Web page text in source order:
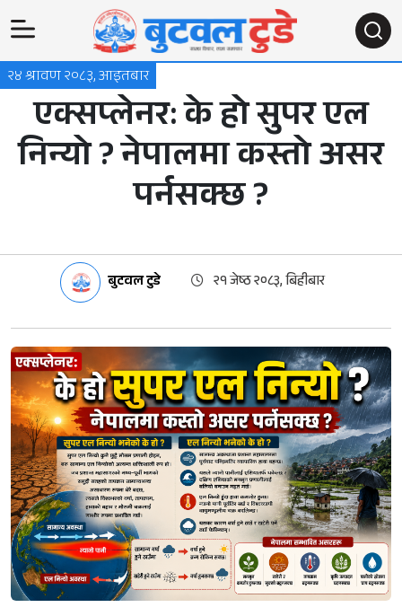
२४ श्रावण २०८३, आइतबार
एक्सप्लेनर: के हो सुपर एल
निन्यो ? नेपालमा कस्तो असर
पर्नसक्छ ?
बुटवल टुडे २१ जेष्ठ २०८३, बिहीबार